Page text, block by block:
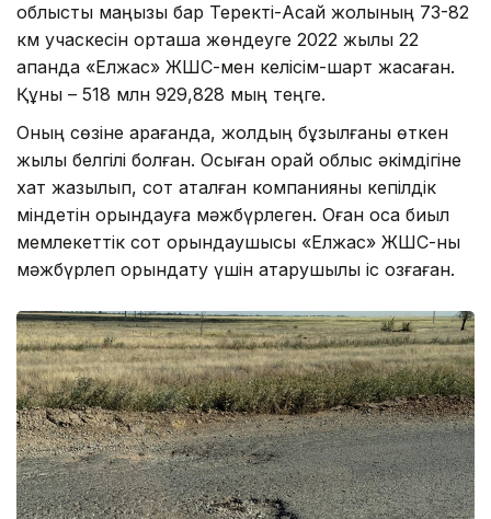
облыстық маңызы бар Теректі-Ақсай жолының 73-82
км учаскесін орташа жөндеуге 2022 жылы 22
ақпанда «Елжас» ЖШС-мен келісім-шарт жасаған.
Құны – 518 млн 929,828 мың теңге.
Оның сөзіне қарағанда, жолдың бұзылғаны өткен
жылы белгілі болған. Осыған орай облыс әкімдігіне
хат жазылып, сот аталған компанияны кепілдік
міндетін орындауға мәжбүрлеген. Оған қоса биыл
мемлекеттік сот орындаушысы «Елжас» ЖШС-ны
мәжбүрлеп орындату үшін атқарушылық іс қозғаған.